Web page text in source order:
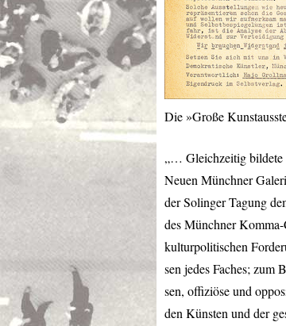
Die »Große
„… Gleichzeitig bildete
Neuen Münchner
der Solinger Tagung
des Münchner
kulturpolitischen
sen jedes Faches;
sen, offiziöse und
den Künsten und der